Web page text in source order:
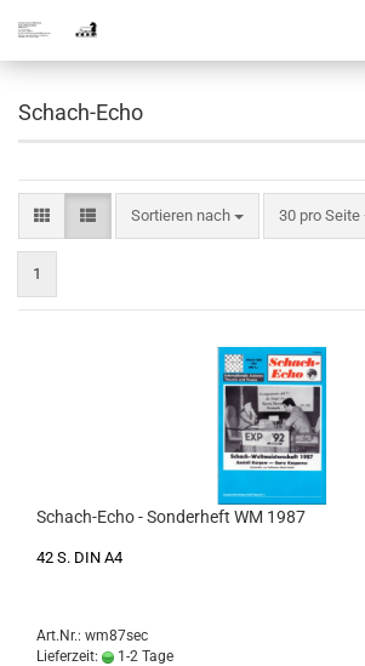
Schach-Echo
Sortieren nach
Sortieren nach 30 pro Seite
pro Seite
1
Schach-Echo - Sonderheft WM 1987
42 S. DIN A4
Art.Nr.: wm87sec
Lieferzeit:
1-2 Tage